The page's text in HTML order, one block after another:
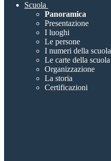
Scuola
Panoramica
Presentazione
I luoghi
Le persone
I numeri della scuola
Le carte della scuola
Organizzazione
La storia
Certificazioni